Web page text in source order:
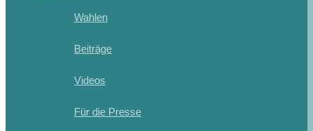
Wahlen
Beiträge
Videos
Für die Presse